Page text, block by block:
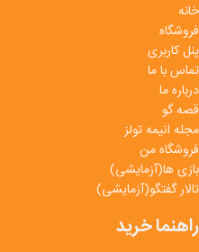
خانه
فروشگاه
پنل کاربری
تماس با ما
درباره ما
قصه گو
مجله انیمه تولز
فروشگاه من
بازی ها(آزمایشی)
تالار گفتگو(آزمایشی)
راهنما خرید